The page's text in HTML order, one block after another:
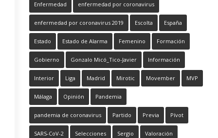
Enfermedad enfermedad por coronavirus
enfermedad por coronavirus 2019 Escolta España
Estado Estado de Alarma Femenino Formación
Gobierno Gonzalo Micó_Tico-Javier Información
Interior Liga Madrid Mirotic Movember MVP
Málaga Opinión Pandemia
pandemia de coronavirus Partido Previa Pívot
SARS-CoV-2 Selecciones Sergio Valoración